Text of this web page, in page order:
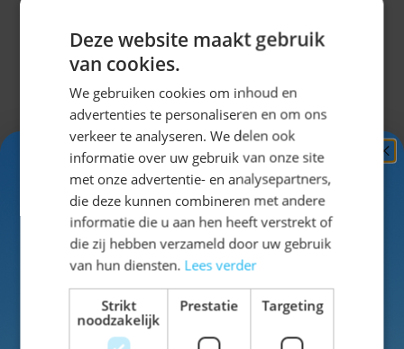
Oktoberfest?
oktoberfestwi
nkel.nl!
Ga je voor
onze
bestseller
lederhose
Johann of
zien we je
straks aan de
biertafel in
een echte
Deze website maakt gebruik
van cookies.
We gebruiken cookies om inhoud en
advertenties te personaliseren en om ons
verkeer te analyseren. We delen ook
informatie over uw gebruik van onze site
met onze advertentie- en analysepartners,
die deze kunnen combineren met andere
informatie die u aan hen heeft verstrekt of
die zij hebben verzameld door uw gebruik
van hun diensten. Lees verder
Strikt
noodzakelijk
Prestatie Targeting
Ontvang5%
KORTING!
Schrijf je nuin voor de nieuwsbrief en ontvang toegang
tot exclusieve kortingen!
Voor- en achternaam